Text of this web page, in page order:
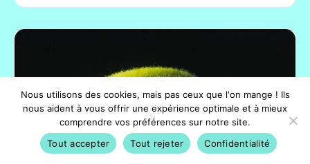
Activités Avantages Conférences Compte
Nous utilisons des cookies, mais pas ceux que l'on mange ! Ils
nous aident à vous offrir une expérience optimale et à mieux
comprendre vos préférences sur notre site.
Tout accepter
Tout rejeter Confidentialité